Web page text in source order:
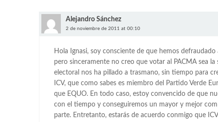
Alejandro Sánchez
2 de noviembre de 2011 at 00:10
Hola Ignasi, soy consciente de que hemos defraudado
pero sinceramente no creo que votar al PACMA sea la
electoral nos ha pillado a trasmano, sin tiempo para
ICV, que como sabes es miembro del Partido Verde
que EQUO. En todo caso, estoy convencido de que
con el tiempo y conseguiremos un mayor y mejor
parte. Entretanto, estarás de acuerdo conmigo que